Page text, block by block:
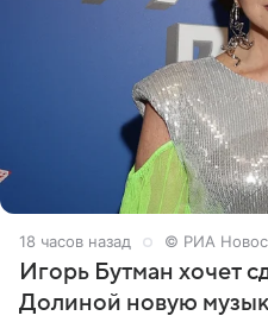
18 часов назад © РИА
Игорь Бутман хочет
Долиной новую